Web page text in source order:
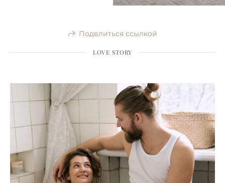
Поделиться ссылкой
LOVE STORY